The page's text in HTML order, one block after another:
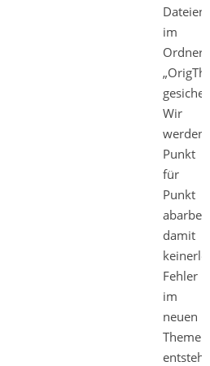
Dateien
im
Ordner
gesichert.
Wir
werden
Punkt
für
Punkt
damit
keinerlei
Fehler
im
neuen
Theme